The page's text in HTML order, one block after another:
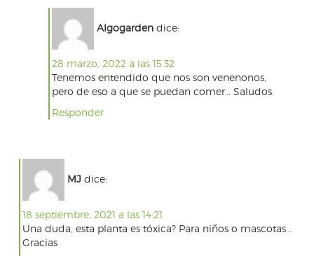
Algogarden dice:
28 marzo, 2022 a las 15:32
Tenemos entendido que nos son venenonos,
pero de eso a que se puedan comer… Saludos.
Responder
MJ dice:
18 septiembre, 2021 a las 14:21
Una duda, esta planta es tóxica? Para niños o mascotas…
Gracias